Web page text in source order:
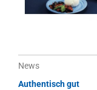
News
Authentisch gut